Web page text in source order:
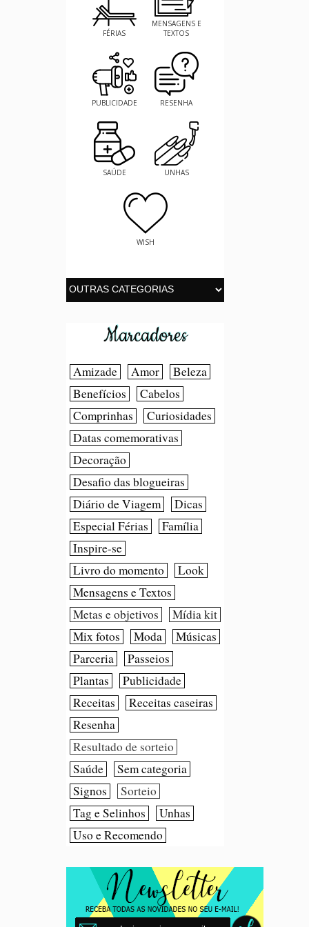
FÉRIAS
MENSAGENS E
TEXTOS
PUBLICIDADE RESENHA
SAÚDE UNHAS
WISH
Marcadores
Amizade Amor
Beleza
Benefícios
Cabelos
Comprinhas
Curiosidades
Datas comemorativas
Decoração
Desafio das blogueiras
Diário de Viagem
Dicas
Especial Férias
Família
Inspire-se
Livro do momento
Look
Mensagens e Textos
Metas e objetivos
Mídia kit
Mix fotos
Moda
Músicas
Parceria
Passeios
Plantas
Publicidade
Receitas
Receitas caseiras
Resenha
Resultado de sorteio
Saúde
Sem categoria
Signos
Sorteio
Tag e Selinhos
Unhas
Uso e Recomendo